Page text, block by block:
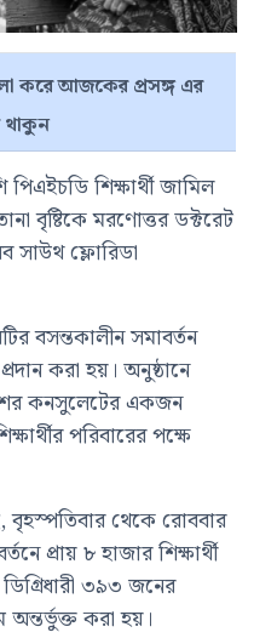
করে আজকের প্রসঙ্গ এর
থাকুন
পিএইচডি শিক্ষার্থী জামিল
বৃষ্টিকে মরণোত্তর ডক্টরেট
সাউথ ফ্লোরিডা
বসন্তকালীন সমাবর্তন
করা হয়। অনুষ্ঠানে
কনসুলেটের একজন
পরিবারের পক্ষে
বৃহস্পতিবার থেকে রোববার
প্রায় ৮ হাজার শিক্ষার্থী
৩৯৩ জনের
অন্তর্ভুক্ত করা হয়।